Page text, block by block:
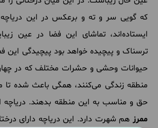
که گویی سر و ته و برعکس در این دریاچه
ایستاده‌اند، تماشای این فضا در عین
ترسناک و پیچیده خواهد بود پیچیدگی این
حیوانات وحشی و حشرات مختلف که در
منطقه زندگی می‌کنند، همگی باعث شده تا
حق و مناسب به این منطقه بدهند. دریاچه
ممرز هم شهرت دارد. این دریاچه دارای